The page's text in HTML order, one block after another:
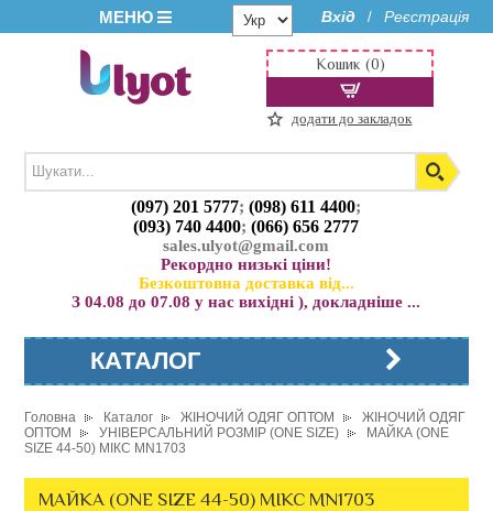
МЕНЮ Вхід / Реєстрація
(097) 201 5777;(098) 611 4400;
(093) 740 4400;(066) 656 2777
sales.ulyot@gmail.com
Рекордно низькі ціни!
Безкоштовна доставка від...
З 04.08 до 07.08 у нас вихідні ), докладніше ...
Кошик (0)
додати до закладок
КАТАЛОГ
Головна Каталог ЖІНОЧИЙ ОДЯГ ОПТОМ
ЖІНОЧИЙ ОДЯГ
ОПТОМ
УНІВЕРСАЛЬНИЙ РОЗМІР (ONE SIZE)
МАЙКА (ONE
SIZE 44-50) МІКС MN1703
МАЙКА (ONE SIZE 44-50) МІКС MN1703